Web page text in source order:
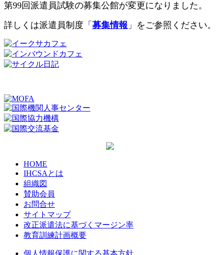
第99回派遣員試験の募集公館が変更になりました。
詳しくは派遣員制度「 募集情報 」をご参照ください。
HOME
IHCSAとは
組織図
賛助会員
お問合せ
サイトマップ
改正派遣法に基づくマージン率
教育訓練計画概要
個人情報保護に関する基本方針